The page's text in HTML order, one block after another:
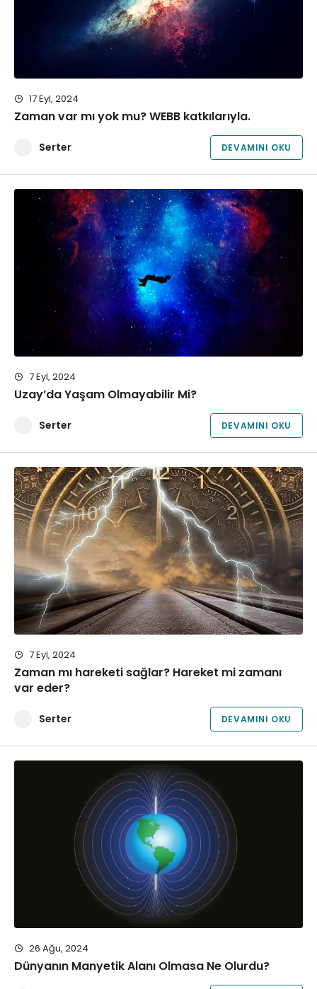
17 Eyl, 2024
Zaman var mı yok mu? WEBB katkılarıyla.
Serter DEVAMINI OKU
7 Eyl, 2024
Uzay’da Yaşam Olmayabilir Mi?
Serter DEVAMINI OKU
7 Eyl, 2024
Zaman mı hareketi sağlar? Hareket mi zamanı
var eder?
Serter DEVAMINI OKU
26 Ağu, 2024
Dünyanın Manyetik Alanı Olmasa Ne Olurdu?